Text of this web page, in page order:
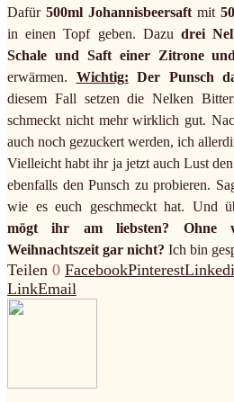
Dafür 500ml Johannisbeersaft mit
in einen Topf geben. Dazudrei
Schale und Saft einer Zitrone
erwärmen. Wichtig: Der Punsch
diesem Fall setzen die Nelken
schmeckt nicht mehr wirklich gut.
auch noch gezuckert werden, ich
Vielleicht habt ihr ja jetzt auch Lust
ebenfalls den Punsch zu probieren.
wie es euch geschmeckt hat. Und
mögt ihr am liebsten?
Weihnachtszeit gar nicht? Ich bin
Teilen 0 FacebookPinterest
LinkEmail